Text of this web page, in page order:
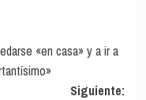
«en casa» y a ir a
Siguiente: